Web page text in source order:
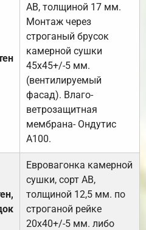
АВ, толщиной 17 мм.
Монтаж через
строганый брусок
камерной сушки
45х45+/-5 мм.
(вентилируемый
фасад). Влаго-
ветрозащитная
мембрана- Ондутис
А100.
Евровагонка камерной
сушки, сорт АВ,
толщиной 12,5 мм. по
строганой рейке
20х40+/-5 мм. либо